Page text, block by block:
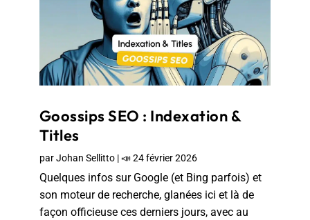
Goossips SEO : Indexation &
Titles
parJohan Sellitto|📣 24 février 2026
Quelques infos sur Google (et Bing parfois) et
son moteur de recherche, glanées ici et là de
façon officieuse ces derniers jours, avec au